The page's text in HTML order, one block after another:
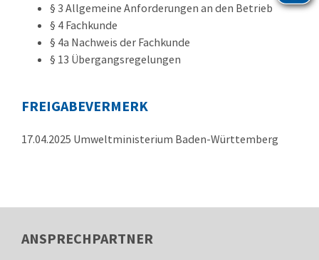
§ 3 Allgemeine Anforderungen an den Betrieb
§ 4 Fachkunde
§ 4a Nachweis der Fachkunde
§ 13 Übergangsregelungen
FREIGABEVERMERK
17.04.2025 Umweltministerium Baden-Württemberg
ANSPRECHPARTNER